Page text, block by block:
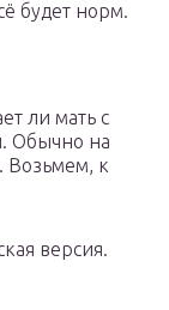
будет норм.
ли мать с
Обычно на
Возьмем, к
версия.